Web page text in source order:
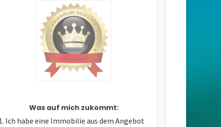
Was auf mich zukommt:
Ich habe eine Immobilie aus dem Angebot